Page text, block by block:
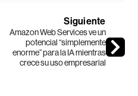
Siguiente
Amazon Web Services ve un
potencial “simplemente
enorme” para la IA mientras
crece su uso empresarial